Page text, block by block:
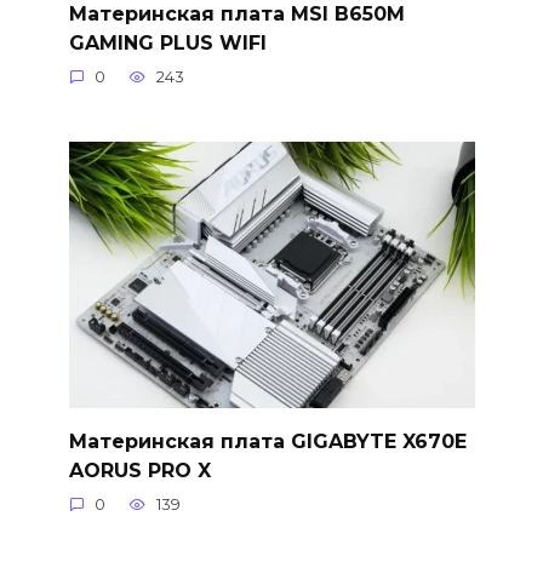
Материнская плата MSI B650M
GAMING PLUS WIFI
0 243
Материнская плата GIGABYTE X670E
AORUS PRO X
0 139